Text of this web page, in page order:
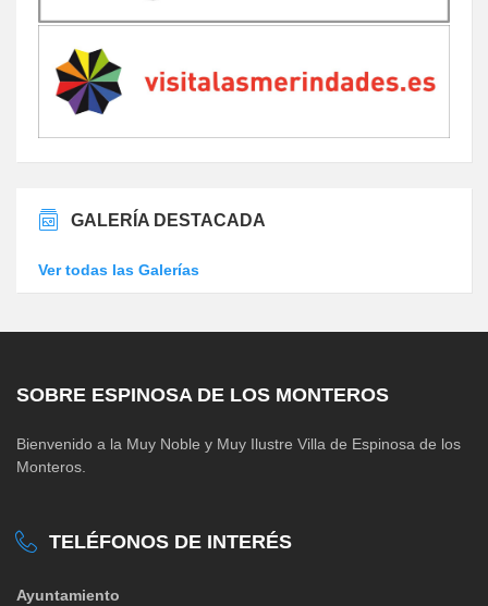
GALERÍA DESTACADA
Ver todas las Galerías
SOBRE ESPINOSA DE LOS MONTEROS
Bienvenido a la Muy Noble y Muy Ilustre Villa de Espinosa de los
Monteros.
TELÉFONOS DE INTERÉS
Ayuntamiento